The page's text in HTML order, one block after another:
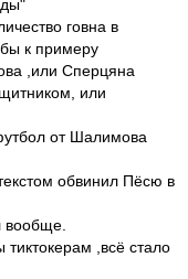
говна в
к примеру
,или Сперцяна
или
от Шалимова
обвинил Пёсю в
вообще.
,всё стало